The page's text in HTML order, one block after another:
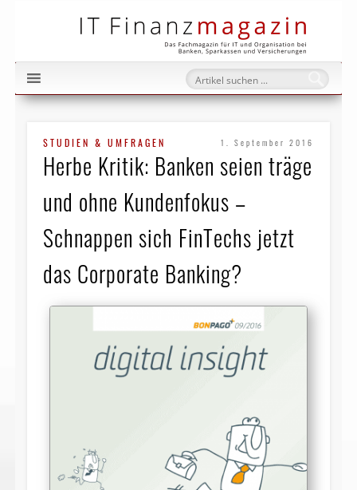
STUDIEN & UMFRAGEN 1. September 2016
Herbe Kritik: Banken seien träge
und ohne Kundenfokus –
Schnappen sich FinTechs jetzt
das Corporate Banking?